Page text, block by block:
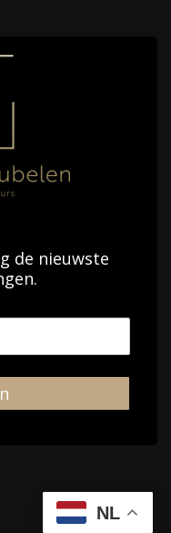
de nieuwste
NL